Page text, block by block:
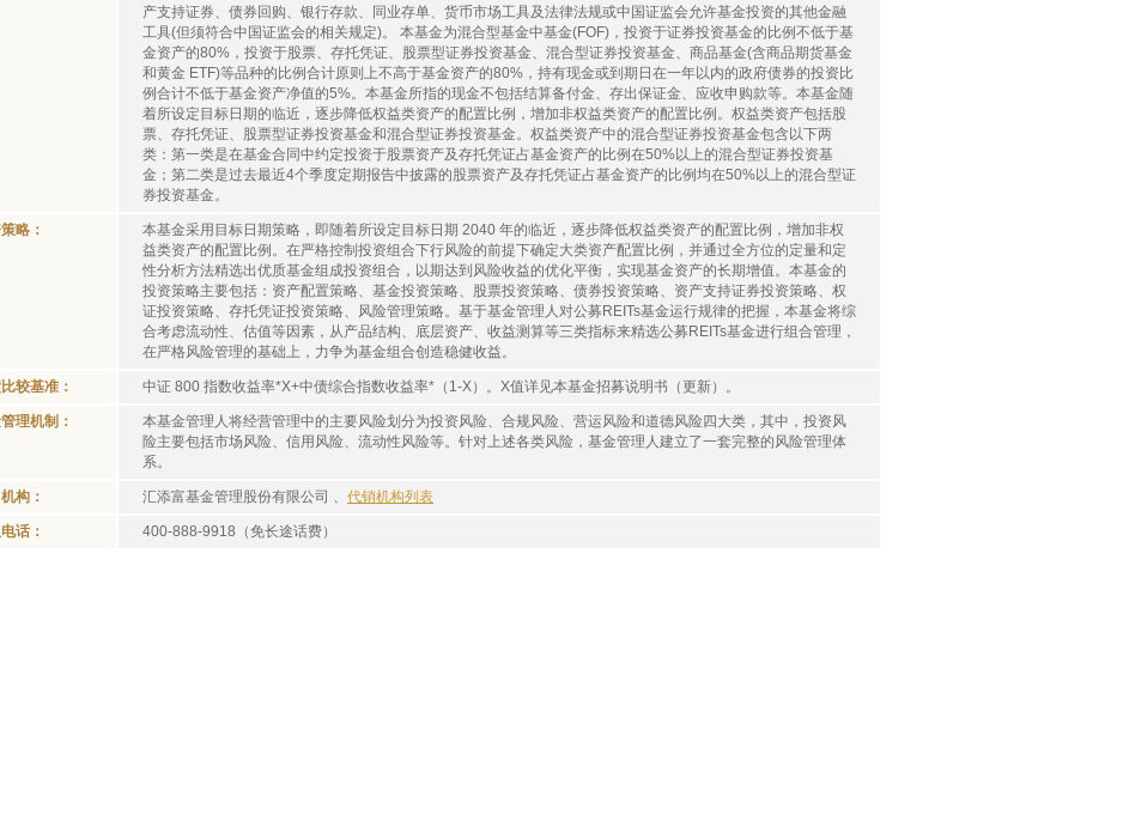
产支持证券、债券回购、银行存款、同业存单、货币市场工具及法律法规或中国证监会允许基金投资的其他金融
工具(但须符合中国证监会的相关规定)。 本基金为混合型基金中基金(FOF)，投资于证券投资基金的比例不低于基
金资产的80%，投资于股票、存托凭证、股票型证券投资基金、混合型证券投资基金、商品基金(含商品期货基金
和黄金 ETF)等品种的比例合计原则上不高于基金资产的80%，持有现金或到期日在一年以内的政府债券的投资比
例合计不低于基金资产净值的5%。本基金所指的现金不包括结算备付金、存出保证金、应收申购款等。本基金随
着所设定目标日期的临近，逐步降低权益类资产的配置比例，增加非权益类资产的配置比例。权益类资产包括股
票、存托凭证、股票型证券投资基金和混合型证券投资基金。权益类资产中的混合型证券投资基金包含以下两
类：第一类是在基金合同中约定投资于股票资产及存托凭证占基金资产的比例在50%以上的混合型证券投资基
金；第二类是过去最近4个季度定期报告中披露的股票资产及存托凭证占基金资产的比例均在50%以上的混合型证
券投资基金。
略：
本基金采用目标日期策略，即随着所设定目标日期 2040 年的临近，逐步降低权益类资产的配置比例，增加非权
益类资产的配置比例。在严格控制投资组合下行风险的前提下确定大类资产配置比例，并通过全方位的定量和定
性分析方法精选出优质基金组成投资组合，以期达到风险收益的优化平衡，实现基金资产的长期增值。本基金的
投资策略主要包括：资产配置策略、基金投资策略、股票投资策略、债券投资策略、资产支持证券投资策略、权
证投资策略、存托凭证投资策略、风险管理策略。基于基金管理人对公募REITs基金运行规律的把握，本基金将综
合考虑流动性、估值等因素，从产品结构、底层资产、收益测算等三类指标来精选公募REITs基金进行组合管理，
在严格风险管理的基础上，力争为基金组合创造稳健收益。
较基准： 中证 800 指数收益率*X+中债综合指数收益率*（1-X）。X值详见本基金招募说明书（更新）。
理机制：
本基金管理人将经营管理中的主要风险划分为投资风险、合规风险、营运风险和道德风险四大类，其中，投资风
险主要包括市场风险、信用风险、流动性风险等。针对上述各类风险，基金管理人建立了一套完整的风险管理体
系。
构： 汇添富基金管理股份有限公司 、 代销机构列表
话： 400-888-9918（免长途话费）